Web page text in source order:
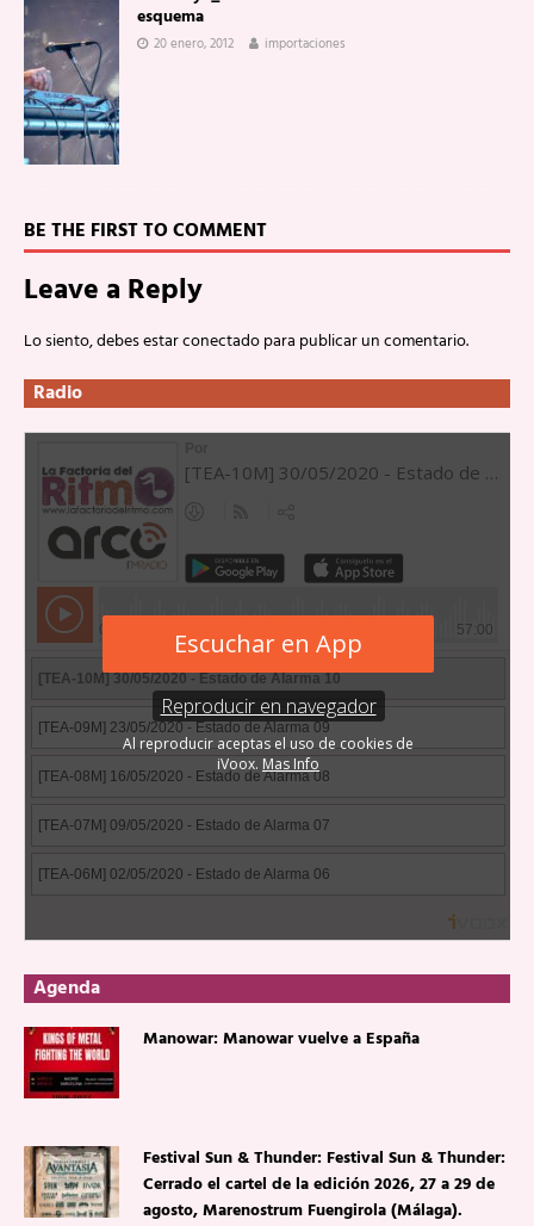
esquema
20 enero, 2012 importaciones
BE THE FIRST TO COMMENT
Leave a Reply
Lo siento, debes estarconectadopara publicar un comentario.
Radio
Agenda
Manowar: Manowar vuelve a España
Festival Sun & Thunder: Festival Sun & Thunder:
Cerrado el cartel de la edición 2026, 27 a 29 de
agosto, Marenostrum Fuengirola (Málaga).